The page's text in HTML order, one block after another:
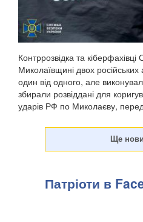
Контррозвідка та
Миколаївщині двох російських
один від одного, але
збирали розвіддані для
ударів РФ по Миколаєву,
Патріоти в